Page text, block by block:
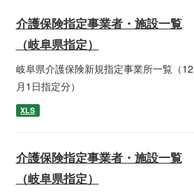
介護保険指定事業者・施設一覧
（岐阜県指定）
岐阜県介護保険新規指定事業所一覧（12
月1日指定分）
XLS
介護保険指定事業者・施設一覧
（岐阜県指定）